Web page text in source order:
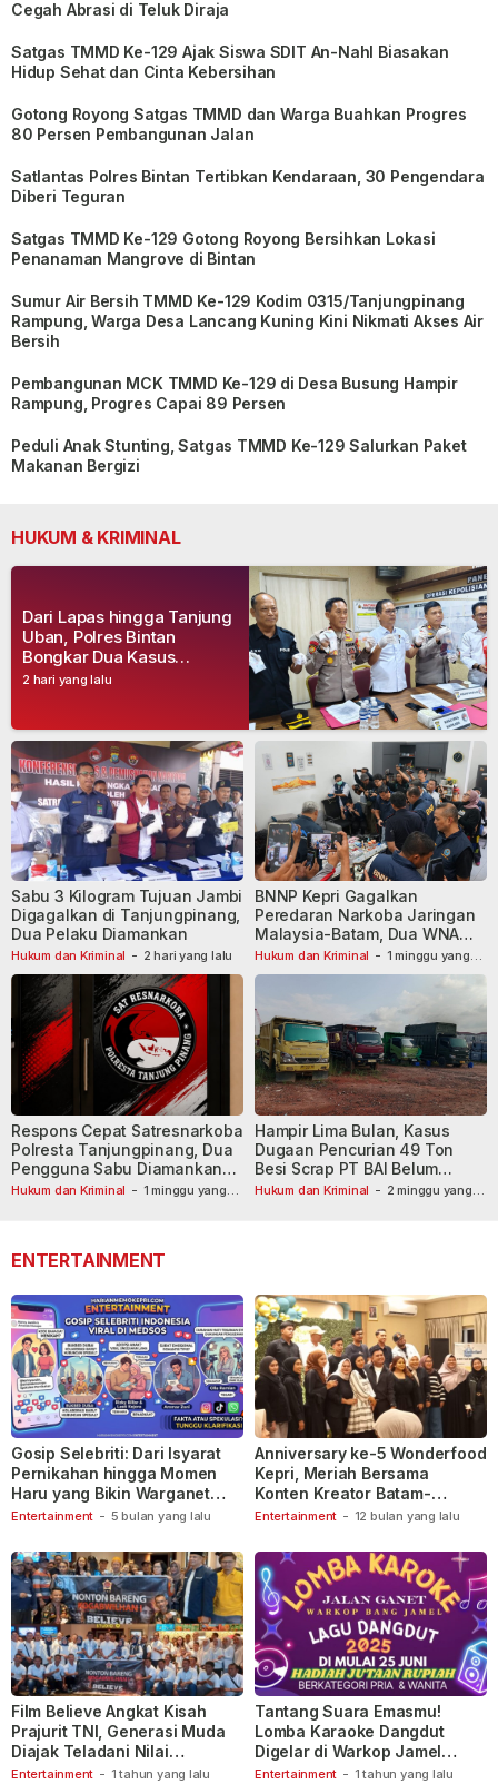
Cegah Abrasi di Teluk Diraja
Satgas TMMD Ke-129 Ajak Siswa SDIT An-Nahl Biasakan
Hidup Sehat dan Cinta Kebersihan
Gotong Royong Satgas TMMD dan Warga Buahkan Progres
80 Persen Pembangunan Jalan
Satlantas Polres Bintan Tertibkan Kendaraan, 30 Pengendara
Diberi Teguran
Satgas TMMD Ke-129 Gotong Royong Bersihkan Lokasi
Penanaman Mangrove di Bintan
Sumur Air Bersih TMMD Ke-129 Kodim 0315/Tanjungpinang
Rampung, Warga Desa Lancang Kuning Kini Nikmati Akses Air
Bersih
Pembangunan MCK TMMD Ke-129 di Desa Busung Hampir
Rampung, Progres Capai 89 Persen
Peduli Anak Stunting, Satgas TMMD Ke-129 Salurkan Paket
Makanan Bergizi
HUKUM & KRIMINAL
2 hari yang lalu
Dari Lapas hingga Tanjung
Uban, Polres Bintan
Bongkar Dua Kasus
Narkoba, Empat Tersangka
Hukum dan Kriminal - 2 hari yang lalu
Sabu 3 Kilogram Tujuan Jambi
Digagalkan di Tanjungpinang,
Dua Pelaku Diamankan
Hukum dan Kriminal - 1 minggu yang
BNNP Kepri Gagalkan
Peredaran Narkoba Jaringan
Malaysia-Batam, Dua WNA
Masih Diburu
Hukum dan Kriminal - 1 minggu yang
Respons Cepat Satresnarkoba
Polresta Tanjungpinang, Dua
Pengguna Sabu Diamankan
Usai Dilaporkan ke Call Center
Hukum dan Kriminal - 2 minggu yang
Hampir Lima Bulan, Kasus
Dugaan Pencurian 49 Ton
Besi Scrap PT BAI Belum
Tetapkan Tersangka
ENTERTAINMENT
Entertainment - 5 bulan yang lalu
Gosip Selebriti: Dari Isyarat
Pernikahan hingga Momen
Haru yang Bikin Warganet
Berspekulasi
Entertainment - 12 bulan yang lalu
Anniversary ke-5 Wonderfood
Kepri, Meriah Bersama
Konten Kreator Batam-
Tanjungpinang
Entertainment - 1 tahun yang lalu
Film Believe Angkat Kisah
Prajurit TNI, Generasi Muda
Diajak Teladani Nilai
Keberanian
Entertainment - 1 tahun yang lalu
Tantang Suara Emasmu!
Lomba Karaoke Dangdut
Digelar di Warkop Jamel
Ganet